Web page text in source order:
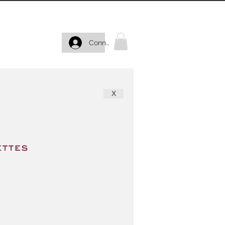
Connexion
X